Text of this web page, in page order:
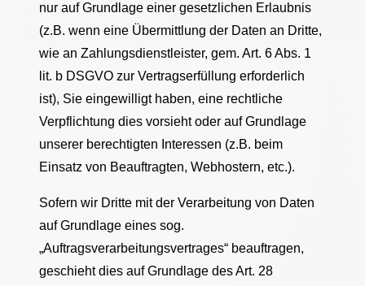
nur auf Grundlage einer gesetzlichen Erlaubnis
(z.B. wenn eine Übermittlung der Daten an Dritte,
wie an Zahlungsdienstleister, gem. Art. 6 Abs. 1
lit. b DSGVO zur Vertragserfüllung erforderlich
ist), Sie eingewilligt haben, eine rechtliche
Verpflichtung dies vorsieht oder auf Grundlage
unserer berechtigten Interessen (z.B. beim
Einsatz von Beauftragten, Webhostern, etc.).
Sofern wir Dritte mit der Verarbeitung von Daten
auf Grundlage eines sog.
„Auftragsverarbeitungsvertrages“ beauftragen,
geschieht dies auf Grundlage des Art. 28